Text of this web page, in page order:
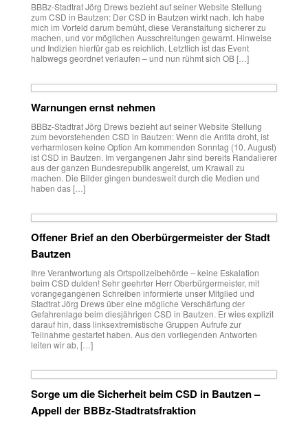
BBBz-Stadtrat Jörg Drews bezieht auf seiner Website Stellung
zum CSD in Bautzen: Der CSD in Bautzen wirkt nach. Ich habe
mich im Vorfeld darum bemüht, diese Veranstaltung sicherer zu
machen, und vor möglichen Ausschreitungen gewarnt. Hinweise
und Indizien hierfür gab es reichlich. Letztlich ist das Event
halbwegs geordnet verlaufen – und nun rühmt sich OB […]
Warnungen ernst nehmen
BBBz-Stadtrat Jörg Drews bezieht auf seiner Website Stellung
zum bevorstehenden CSD in Bautzen: Wenn die Antifa droht, ist
verharmlosen keine Option Am kommenden Sonntag (10. August)
ist CSD in Bautzen. Im vergangenen Jahr sind bereits Randalierer
aus der ganzen Bundesrepublik angereist, um Krawall zu
machen. Die Bilder gingen bundesweit durch die Medien und
haben das […]
Offener Brief an den Oberbürgermeister der Stadt
Bautzen
Ihre Verantwortung als Ortspolizeibehörde – keine Eskalation
beim CSD dulden! Sehr geehrter Herr Oberbürgermeister, mit
vorangegangenen Schreiben informierte unser Mitglied und
Stadtrat Jörg Drews über eine mögliche Verschärfung der
Gefahrenlage beim diesjährigen CSD in Bautzen. Er wies explizit
darauf hin, dass linksextremistische Gruppen Aufrufe zur
Teilnahme gestartet haben. Aus den vorliegenden Antworten
leiten wir ab, […]
Sorge um die Sicherheit beim CSD in Bautzen –
Appell der BBBz-Stadtratsfraktion